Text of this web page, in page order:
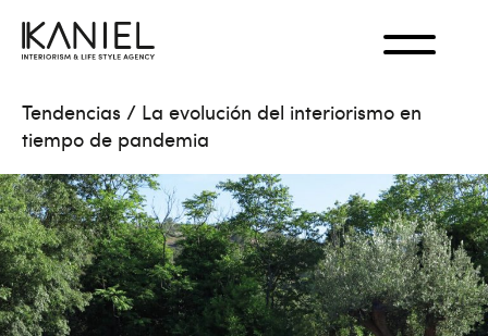
Tendencias / La evolución del interiorismo en
tiempo de pandemia